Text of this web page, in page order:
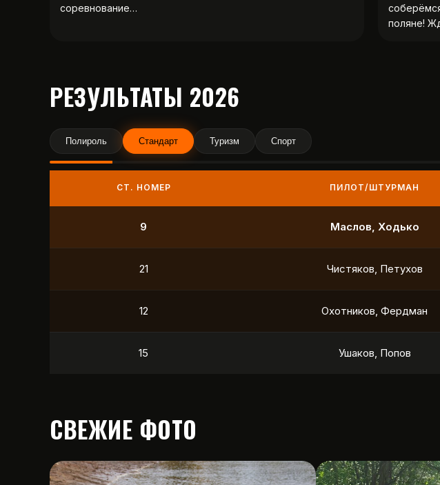
соревнование…
поляне!
РЕЗУЛЬТАТЫ 2026
Полироль Стандарт Туризм Спорт
СТ. НОМЕР ПИЛОТ/ШТУРМАН
9 Маслов, Ходько
21 Чистяков, Петухов
12 Охотников, Фердман
15 Ушаков, Попов
СВЕЖИЕ ФОТО